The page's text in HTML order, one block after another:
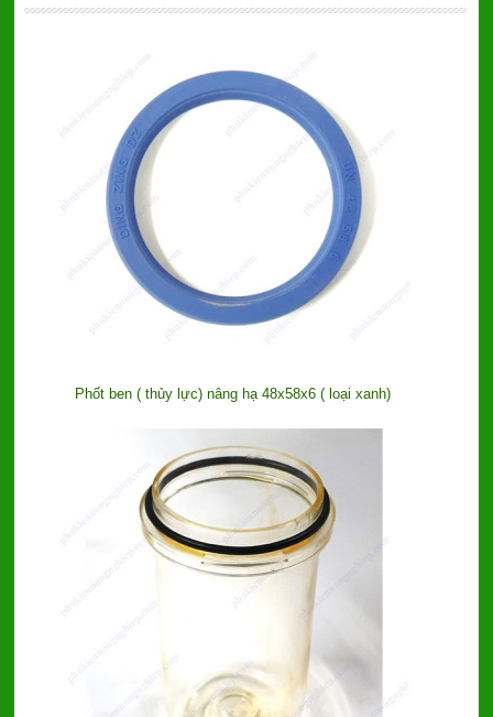
Phốt ben ( thủy lực) nâng hạ 48x58x6 ( loại xanh)